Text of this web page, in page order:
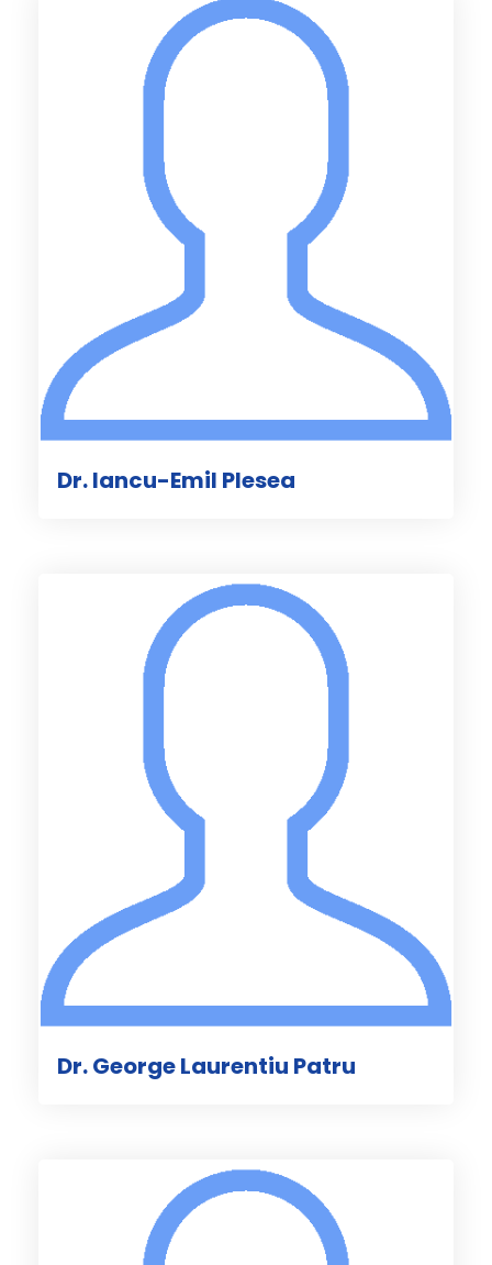
Dr. Iancu-Emil Plesea
Dr. George Laurentiu Patru